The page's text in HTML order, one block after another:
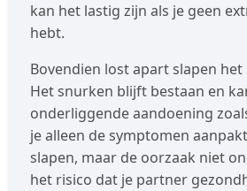
kan het lastig zijn als je geen
hebt.
Bovendien lost apart slapen
Het snurken blijft bestaan en
onderliggende aandoening
je alleen de symptomen
slapen, maar de oorzaak niet
het risico dat je partner